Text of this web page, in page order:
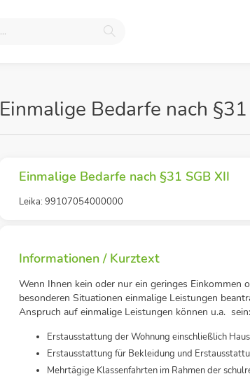
Einmalige Bedarfe nach §31
Einmalige Bedarfe nach §31 SGB XII
Leika: 99107054000000
Informationen / Kurztext
Wenn Ihnen kein oder nur ein geringes Einkommen
besonderen Situationen einmalige Leistungen
Anspruch auf einmalige Leistungen können u.a. sein:
Erstausstattung der Wohnung einschließlich
Erstausstattung für Bekleidung und
Mehrtägige Klassenfahrten im Rahmen der